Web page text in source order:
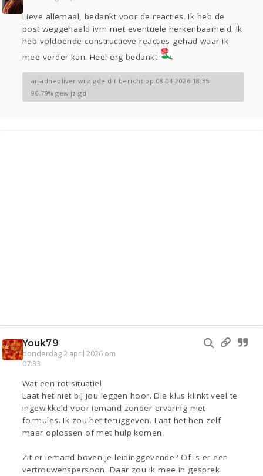
Gevraagd
Horen Doen
Zien
Lezen
Lieve allemaal, bedankt voor de reacties. Ik heb de
post weggehaald ivm met eventuele herkenbaarheid. Ik
heb voldoende constructieve reacties gehad waar ik
mee verder kan. Heel erg bedankt
ariadneoliver wijzigde dit bericht op 08-04-2026 18:35
96.79% gewijzigd
Youk79
donderdag 2 april 2026 om
07:33
Wat een rot situatie!
Laat het niet bij jou leggen hoor. Die klus klinkt veel te
ingewikkeld voor iemand zonder ervaring met
formules. Ik zou het teruggeven. Laat het hen zelf
maar oplossen of met hulp komen.
Zit er iemand boven je leidinggevende? Of is er een
vertrouwenspersoon. Daar zou ik mee in gesprek